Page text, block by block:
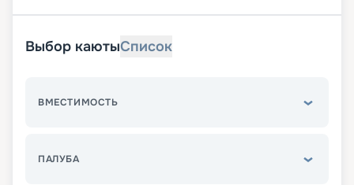
Выбор каютыСписок
ВМЕСТИМОСТЬ
ПАЛУБА